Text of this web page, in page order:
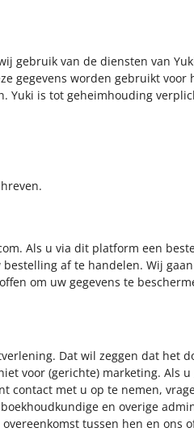
gebruik van de diensten van
gegevens worden gebruikt
Yuki is tot geheimhouding
Als u via dit platform een
af te handelen. Wij
om uw gegevens te
Dat wil zeggen dat het
voor (gerichte) marketing. Als
contact met u op te nemen,
en overige
tussen hen en ons